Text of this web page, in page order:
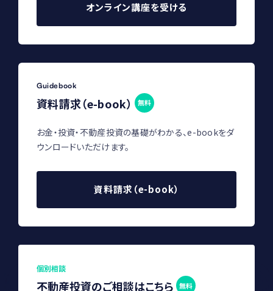
オンライン講座を受ける
Guidebook
資料請求（e-book） 無料
お金・投資・不動産投資の基礎がわかる、e-bookをダ
ウンロードいただけます。
資料請求（e-book）
個別相談
不動産投資のご相談はこちら 無料